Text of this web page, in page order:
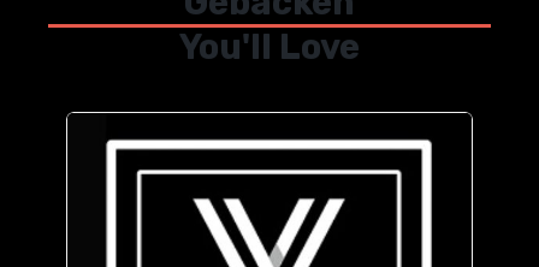
You'll Love